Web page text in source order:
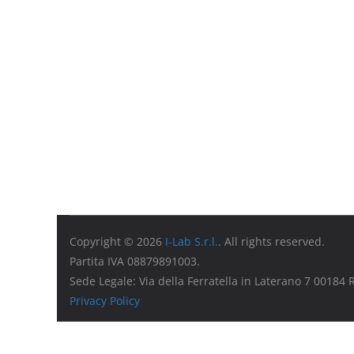
Copyright © 2026 I-Lab S.r.l.. All rights reserved.
Partita IVA 08879891003.
Sede Legale: Via della Ferratella in Laterano 7 00184
Privacy Policy